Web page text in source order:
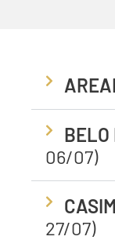
BELO
06/07)
27/07)